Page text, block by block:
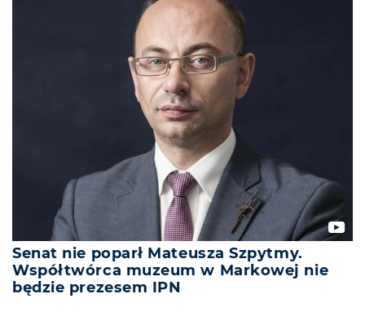
Senat nie poparł Mateusza Szpytmy.
Współtwórca muzeum w Markowej nie
będzie prezesem IPN